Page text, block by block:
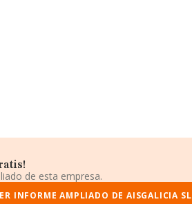
de esta empresa.
INFORME AMPLIADO DE AISGALICIA SL